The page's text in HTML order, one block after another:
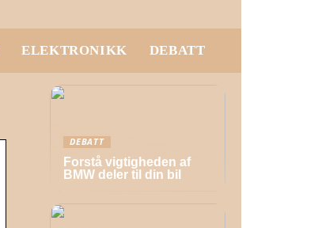
ELEKTRONIKK DEBATT
DEBATT
Forstå vigtigheden af
BMW deler til din bil